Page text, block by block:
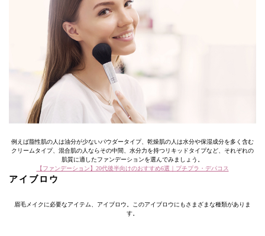
例えば脂性肌の人は油分が少ないパウダータイプ、乾燥肌の人は水分や保湿成分を多く含む
クリームタイプ、混合肌の人ならその中間、水分力を持つリキッドタイプなど、それぞれの
肌質に適したファンデーションを選んでみましょう。
【ファンデーション】20代後半向けのおすすめ6選｜プチプラ・デパコス
アイブロウ
眉毛メイクに必要なアイテム、アイブロウ。このアイブロウにもさまざまな種類がありま
す。